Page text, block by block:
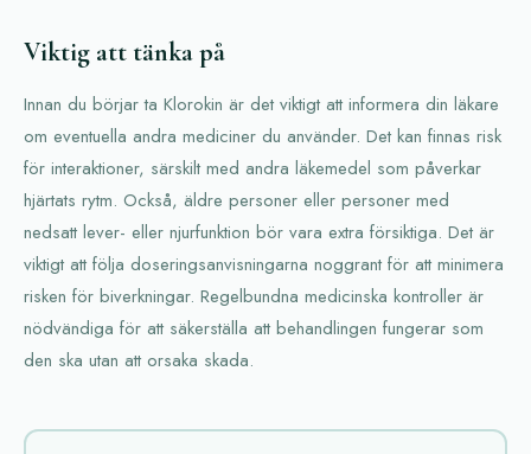
Viktig att tänka på
Innan du börjar ta Klorokin är det viktigt att informera din läkare
om eventuella andra mediciner du använder. Det kan finnas risk
för interaktioner, särskilt med andra läkemedel som påverkar
hjärtats rytm. Också, äldre personer eller personer med
nedsatt lever- eller njurfunktion bör vara extra försiktiga. Det är
viktigt att följa doseringsanvisningarna noggrant för att minimera
risken för biverkningar. Regelbundna medicinska kontroller är
nödvändiga för att säkerställa att behandlingen fungerar som
den ska utan att orsaka skada.